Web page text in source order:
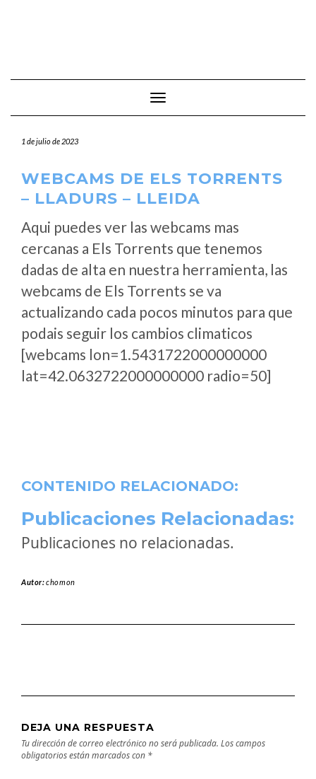
Cambiar modo de navegación
1 de julio de 2023
WEBCAMS DE ELS TORRENTS
– LLADURS – LLEIDA
Aqui puedes ver las webcams mas
cercanas a Els Torrents que tenemos
dadas de alta en nuestra herramienta, las
webcams de Els Torrents se va
actualizando cada pocos minutos para que
podais seguir los cambios climaticos
[webcams lon=1.5431722000000000
lat=42.0632722000000000 radio=50]
CONTENIDO RELACIONADO:
Publicaciones Relacionadas:
Publicaciones no relacionadas.
Autor:chomon
DEJA UNA RESPUESTA
Tu dirección de correo electrónico no será publicada. Los campos
obligatorios están marcados con *